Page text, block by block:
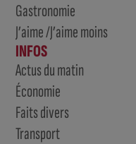
Gastronomie
J’aime /J’aime moins
INFOS
Actus du matin
Économie
Faits divers
Transport